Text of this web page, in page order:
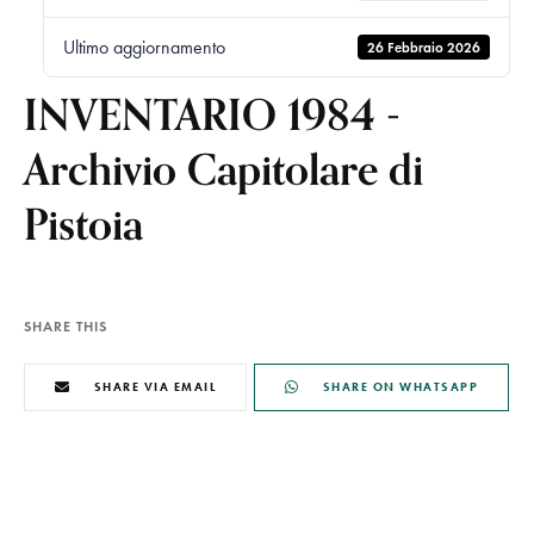
Ultimo aggiornamento 26 Febbraio 2026
INVENTARIO 1984 -
Archivio Capitolare di
Pistoia
SHARE THIS
SHARE VIA EMAIL SHARE ON WHATSAPP